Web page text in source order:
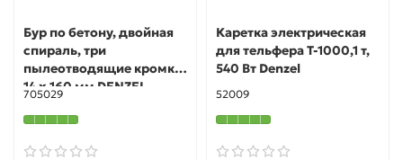
Бур по бетону, двойная
спираль, три
пылеотводящие кромки,
14 x 160 мм DENZEL
705029
Каретка электрическая
для тельфера Т-1000,1 т,
540 Вт Denzel
52009